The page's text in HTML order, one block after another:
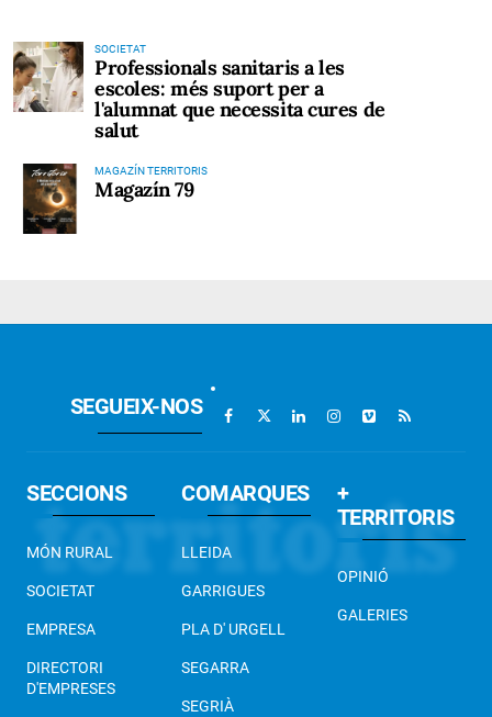
SOCIETAT
Professionals sanitaris a les
escoles: més suport per a
l'alumnat que necessita cures de
salut
MAGAZÍN TERRITORIS
Magazín 79
SEGUEIX-NOS
SECCIONS
MÓN RURAL
SOCIETAT
EMPRESA
DIRECTORI
D'EMPRESES
COMARQUES
LLEIDA
GARRIGUES
PLA D' URGELL
SEGARRA
SEGRIÀ
+
TERRITORIS
OPINIÓ
GALERIES